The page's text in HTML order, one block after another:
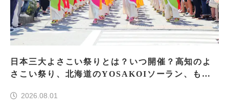
日本三大よさこい祭りとは？いつ開催？高知のよ
さこい祭り、北海道のYOSAKOIソーラン、もう
2026.08.01